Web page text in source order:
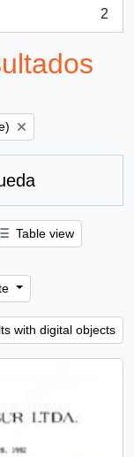
2
Table view
with digital objects